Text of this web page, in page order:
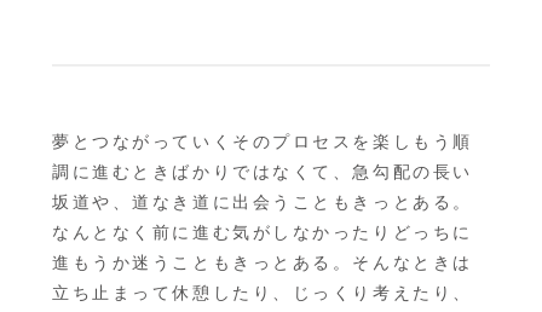
夢とつながっていくそのプロセスを楽しもう順
調に進むときばかりではなくて、急勾配の長い
坂道や、道なき道に出会うこともきっとある。
なんとなく前に進む気がしなかったりどっちに
進もうか迷うこともきっとある。そんなときは
立ち止まって休憩したり、じっくり考えたり、